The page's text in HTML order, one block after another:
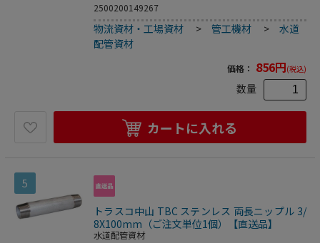
2500200149267
物流資材・工場資材 >管工機材 >水道
配管資材
価格： 856円(税込)
数量
カートに入れる
5
トラスコ中山 TBC ステンレス 両長ニップル 3/
8X100mm（ご注文単位1個）【直送品】
水道配管資材